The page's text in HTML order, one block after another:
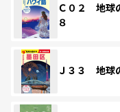
Ｃ０２ 地球
８
Ｊ３３ 地球